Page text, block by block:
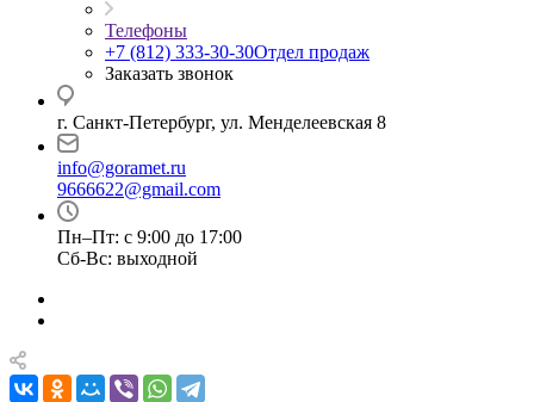
Телефоны
+7 (812) 333-30-30Отдел продаж
Заказать звонок
г. Санкт-Петербург, ул. Менделеевская 8
info@goramet.ru
9666622@gmail.com
Пн–Пт: с 9:00 до 17:00
Сб-Вс: выходной